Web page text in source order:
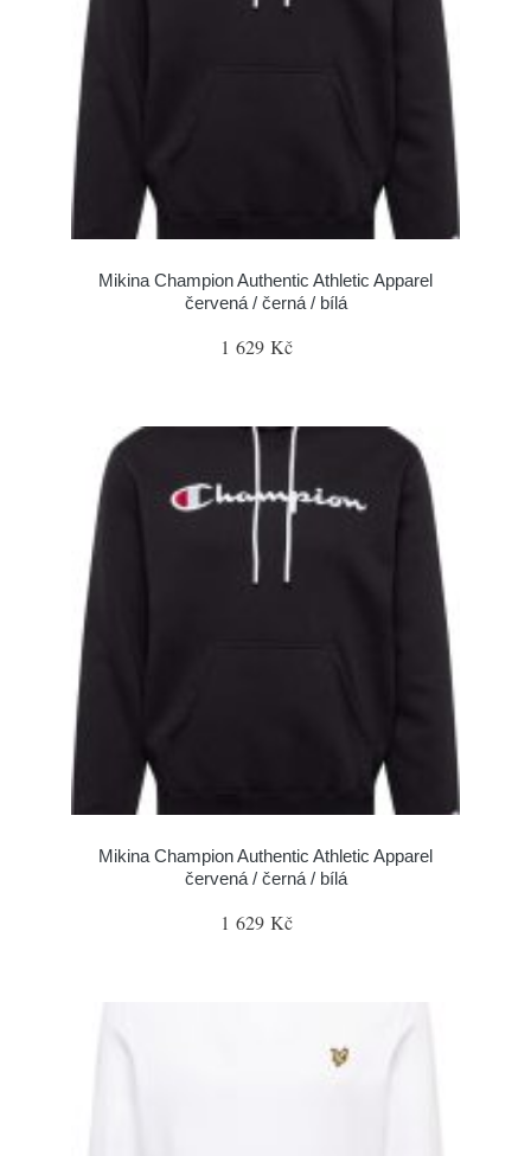
Mikina Champion Authentic Athletic Apparel
červená / černá / bílá
1 629 Kč
Mikina Champion Authentic Athletic Apparel
červená / černá / bílá
1 629 Kč